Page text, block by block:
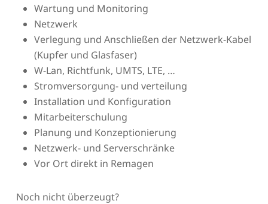
Wartung und Monitoring
Netzwerk
Verlegung und Anschließen der Netzwerk-Kabel
(Kupfer und Glasfaser)
W-Lan, Richtfunk, UMTS, LTE, …
Stromversorgung- und verteilung
Installation und Konfiguration
Mitarbeiterschulung
Planung und Konzeptionierung
Netzwerk- und Serverschränke
Vor Ort direkt in Remagen
Noch nicht überzeugt?